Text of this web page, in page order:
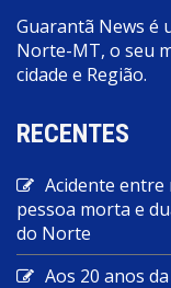
Guarantã News é
Norte-MT, o seu
cidade e Região.
RECENTES
Acidente entre
pessoa morta e
do Norte
Aos 20 anos